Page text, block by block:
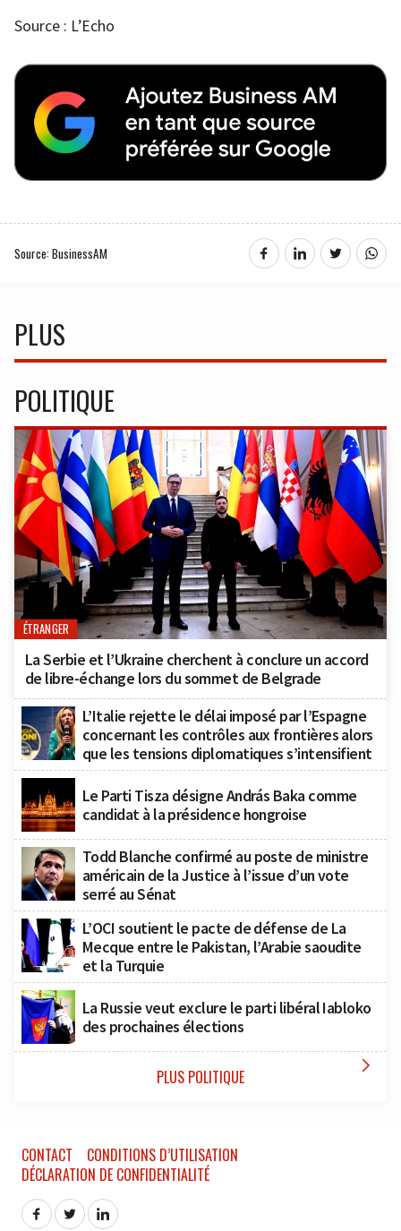
Source : L’Echo
Source: BusinessAM
PLUS
POLITIQUE
ÉTRANGER
La Serbie et l’Ukraine cherchent à conclure un accord
de libre-échange lors du sommet de Belgrade
L’Italie rejette le délai imposé par l’Espagne
concernant les contrôles aux frontières alors
que les tensions diplomatiques s’intensifient
Le Parti Tisza désigne András Baka comme
candidat à la présidence hongroise
Todd Blanche confirmé au poste de ministre
américain de la Justice à l’issue d’un vote
serré au Sénat
L’OCI soutient le pacte de défense de La
Mecque entre le Pakistan, l’Arabie saoudite
et la Turquie
La Russie veut exclure le parti libéral Iabloko
des prochaines élections
PLUS POLITIQUE 
CONTACT
CONDITIONS D’UTILISATION
DÉCLARATION DE CONFIDENTIALITÉ